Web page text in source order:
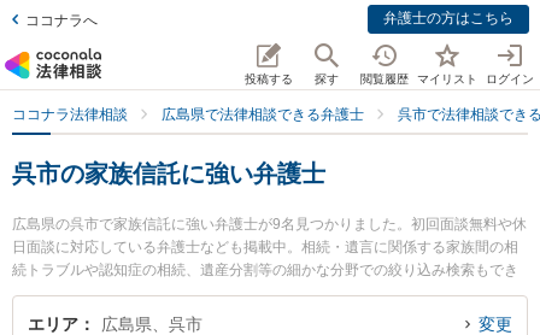
ココナラへ 弁護士の方はこちら
投稿する 探す 閲覧履歴 マイリスト ログイン
ココナラ法律相談 広島県で法律相談できる弁護士 呉市で法律相談でき
呉市の家族信託に強い弁護士
広島県の呉市で家族信託に強い弁護士が9名見つかりました。初回面談無料や休
日面談に対応している弁護士なども掲載中。相続・遺言に関係する家族間の相
続トラブルや認知症の相続、遺産分割等の細かな分野での絞り込み検索もでき
便利です。特にクレール法律事務所の平岡 達也弁護士や弁護士法人たおく法律
事務所の田奥 明生弁護士、弁護士法人あすか 呉事務所の鈴木 謙治弁護士のプ
エリア 広島県、呉市 変更